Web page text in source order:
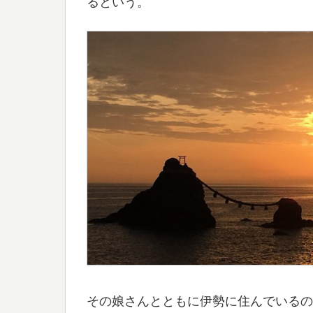
その娘さんとともに伊勢に住んでいる